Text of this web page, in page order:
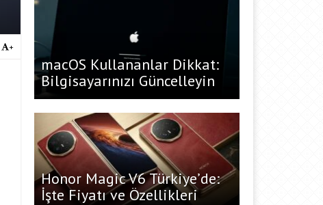
+
macOS Kullananlar Dikkat:
Bilgisayarınızı Güncelleyin
Honor Magic V6 Türkiye’de:
İşte Fiyatı ve Özellikleri